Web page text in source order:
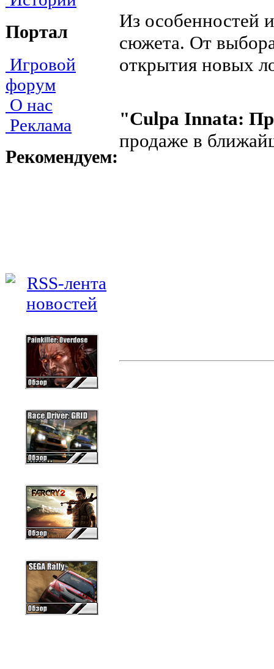
Портал
Игровой
форум
О нас
Реклама
Рекомендуем:
Из особенностей
сюжета. От
открытия новых
"Culpa Innata:
продаже в